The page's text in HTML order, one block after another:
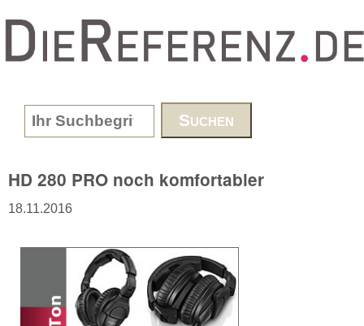
www.DieReferenz.de
Search form
HD 280 PRO noch komfortabler
18.11.2016